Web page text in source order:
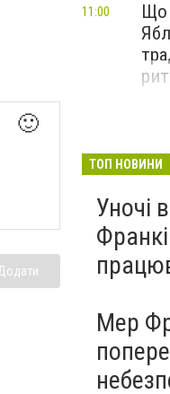
🙂
Додати
Що
11:00
ТОП НОВИНИ
Уночі
Мер